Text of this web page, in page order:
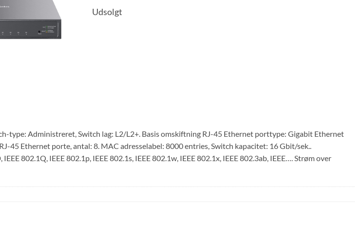
Udsolgt
type: Administreret, Switch lag: L2/L2+. Basis omskiftning RJ-45 Ethernet porttype: Gigabit Ethernet
45 Ethernet porte, antal: 8. MAC adresselabel: 8000 entries, Switch kapacitet: 16 Gbit/sek..
802.1Q, IEEE 802.1p, IEEE 802.1s, IEEE 802.1w, IEEE 802.1x, IEEE 802.3ab, IEEE…. Strøm over